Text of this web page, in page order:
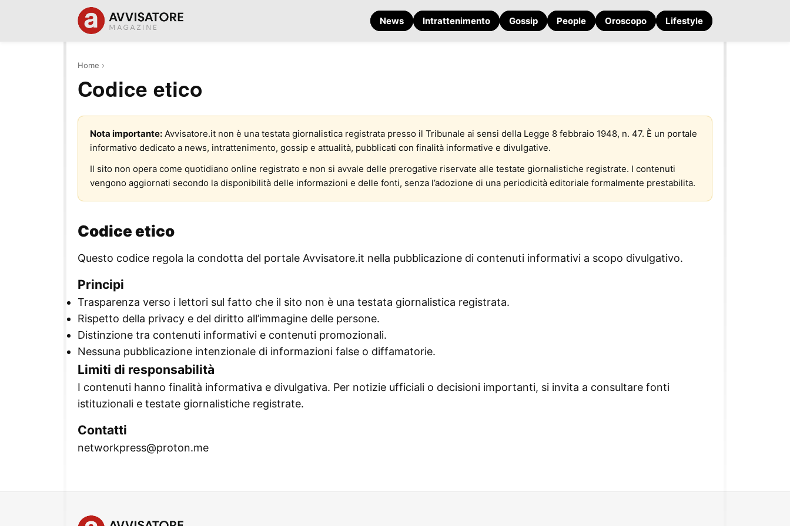
News Intrattenimento Gossip People Oroscopo Lifestyle
Home ›
Codice etico
Nota importante: Avvisatore.it non è una testata giornalistica registrata presso il Tribunale ai sensi della Legge 8 febbraio 1948, n. 47. È un portale
informativo dedicato a news, intrattenimento, gossip e attualità, pubblicati con finalità informative e divulgative.
Il sito non opera come quotidiano online registrato e non si avvale delle prerogative riservate alle testate giornalistiche registrate. I contenuti
vengono aggiornati secondo la disponibilità delle informazioni e delle fonti, senza l’adozione di una periodicità editoriale formalmente prestabilita.
Codice etico
Questo codice regola la condotta del portale Avvisatore.it nella pubblicazione di contenuti informativi a scopo divulgativo.
Principi
Trasparenza verso i lettori sul fatto che il sito non è una testata giornalistica registrata.
Rispetto della privacy e del diritto all’immagine delle persone.
Distinzione tra contenuti informativi e contenuti promozionali.
Nessuna pubblicazione intenzionale di informazioni false o diffamatorie.
Limiti di responsabilità
I contenuti hanno finalità informativa e divulgativa. Per notizie ufficiali o decisioni importanti, si invita a consultare fonti
istituzionali e testate giornalistiche registrate.
Contatti
networkpress@proton.me